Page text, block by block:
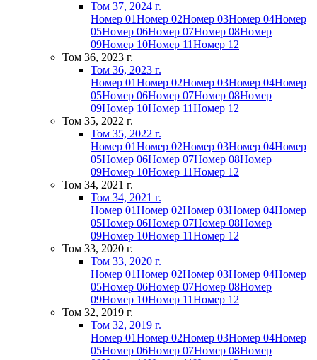
Том 37, 2024 г.
Номер 01Номер 02Номер 03Номер 04Номер
05Номер 06Номер 07Номер 08Номер
09Номер 10Номер 11Номер 12
Том 36, 2023 г.
Том 36, 2023 г.
Номер 01Номер 02Номер 03Номер 04Номер
05Номер 06Номер 07Номер 08Номер
09Номер 10Номер 11Номер 12
Том 35, 2022 г.
Том 35, 2022 г.
Номер 01Номер 02Номер 03Номер 04Номер
05Номер 06Номер 07Номер 08Номер
09Номер 10Номер 11Номер 12
Том 34, 2021 г.
Том 34, 2021 г.
Номер 01Номер 02Номер 03Номер 04Номер
05Номер 06Номер 07Номер 08Номер
09Номер 10Номер 11Номер 12
Том 33, 2020 г.
Том 33, 2020 г.
Номер 01Номер 02Номер 03Номер 04Номер
05Номер 06Номер 07Номер 08Номер
09Номер 10Номер 11Номер 12
Том 32, 2019 г.
Том 32, 2019 г.
Номер 01Номер 02Номер 03Номер 04Номер
05Номер 06Номер 07Номер 08Номер